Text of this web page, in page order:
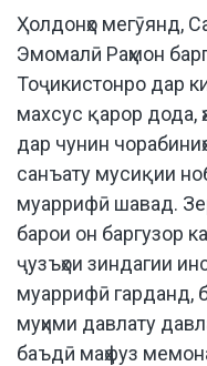
Ҳолдонҳо мегӯянд,
Эмомалӣ Раҳмон
Тоҷикистонро дар
махсус қарор дода,
дар чунин
санъату мусиқии
муаррифӣ шавад.
барои он баргузор
ҷузъҳои зиндагии
муаррифӣ гарданд,
муҳими давлату
баъдӣ маҳфуз